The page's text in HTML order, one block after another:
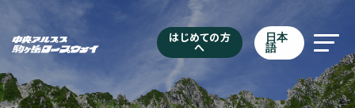
はじめての方
へ
日本
語